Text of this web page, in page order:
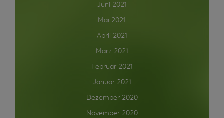
Juni 2021
Mai 2021
April 2021
März 2021
Februar 2021
Januar 2021
Dezember 2020
November 2020